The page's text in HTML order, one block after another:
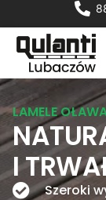
LAMELE
I
Szeroki